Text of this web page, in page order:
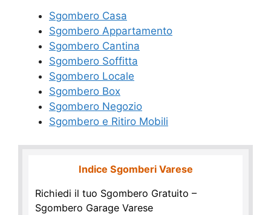
Sgombero Casa
Sgombero Appartamento
Sgombero Cantina
Sgombero Soffitta
Sgombero Locale
Sgombero Box
Sgombero Negozio
Sgombero e Ritiro Mobili
Indice Sgomberi Varese
Richiedi il tuo Sgombero Gratuito –
Sgombero Garage Varese